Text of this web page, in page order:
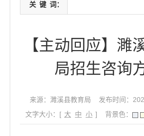
关 键 词：
【主动回应】濉
局招生咨询
来源：濉溪县教育局
发布时间：
文字大小：[ 大 中 小 ] 背景色：